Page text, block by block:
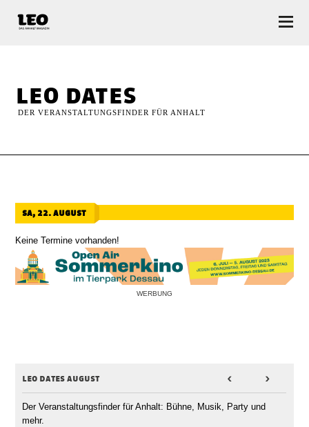
leo dates
DER VERANSTALTUNGSFINDER FÜR ANHALT
sa, 22. august
Keine Termine vorhanden!
WERBUNG
leo dates august < >
Der Veranstaltungsfinder für Anhalt: Bühne, Musik, Party und
mehr.